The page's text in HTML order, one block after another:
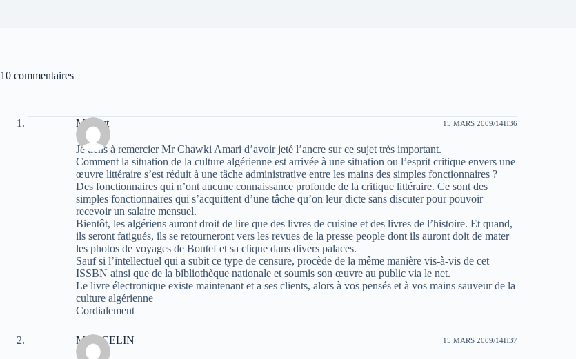
10 commentaires
Mahaut 15 MARS 2009/14H36
Je tiens à remercier Mr Chawki Amari d’avoir jeté l’ancre sur ce sujet très important.
Comment la situation de la culture algérienne est arrivée à une situation ou l’esprit critique envers une
œuvre littéraire s’est réduit à une tâche administrative entre les mains des simples fonctionnaires ?
Des fonctionnaires qui n’ont aucune connaissance profonde de la critique littéraire. Ce sont des
simples fonctionnaires qui s’acquittent d’une tâche qu’on leur dicte sans discuter pour pouvoir
recevoir un salaire mensuel.
Bientôt, les algériens auront droit de lire que des livres de cuisine et des livres de l’histoire. Et quand,
ils seront fatigués, ils se retourneront vers les revues de la presse people dont ils auront doit de mater
les photos de voyages de Boutef et sa clique dans divers palaces.
Sauf si l’intellectuel qui a subit ce type de censure, procède de la même manière vis-à-vis de cet
ISSBN ainsi que de la bibliothèque nationale et soumis son œuvre au public via le net.
Le livre électronique existe maintenant et a ses clients, alors à vos pensés et à vos mains sauveur de la
culture algérienne
Cordialement
MARCELIN 15 MARS 2009/14H37